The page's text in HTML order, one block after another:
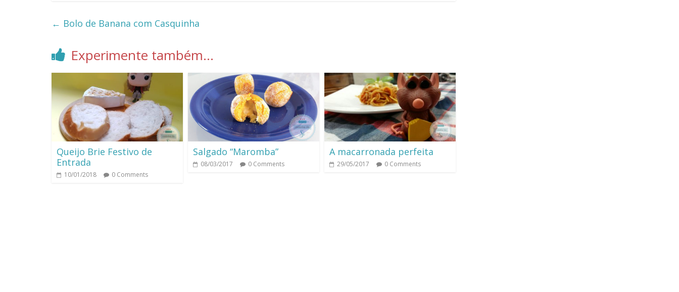
← Bolo de Banana com Casquinha
Experimente também...
Queijo Brie Festivo de
Entrada
10/01/2018 0 Comments
Salgado “Maromba”
08/03/2017 0 Comments
A macarronada perfeita
29/05/2017 0 Comments